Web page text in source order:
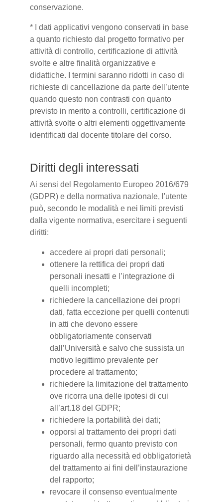
conservazione.
* I dati applicativi vengono conservati in base
a quanto richiesto dal progetto formativo per
attività di controllo, certificazione di attività
svolte e altre finalità organizzative e
didattiche. I termini saranno ridotti in caso di
richieste di cancellazione da parte dell’utente
quando questo non contrasti con quanto
previsto in merito a controlli, certificazione di
attività svolte o altri elementi oggettivamente
identificati dal docente titolare del corso.
Diritti degli interessati
Ai sensi del Regolamento Europeo 2016/679
(GDPR) e della normativa nazionale, l'utente
può, secondo le modalità e nei limiti previsti
dalla vigente normativa, esercitare i seguenti
diritti:
accedere ai propri dati personali;
ottenere la rettifica dei propri dati
personali inesatti e l’integrazione di
quelli incompleti;
richiedere la cancellazione dei propri
dati, fatta eccezione per quelli contenuti
in atti che devono essere
obbligatoriamente conservati
dall’Università e salvo che sussista un
motivo legittimo prevalente per
procedere al trattamento;
richiedere la limitazione del trattamento
ove ricorra una delle ipotesi di cui
all’art.18 del GDPR;
richiedere la portabilità dei dati;
opporsi al trattamento dei propri dati
personali, fermo quanto previsto con
riguardo alla necessità ed obbligatorietà
del trattamento ai fini dell’instaurazione
del rapporto;
revocare il consenso eventualmente